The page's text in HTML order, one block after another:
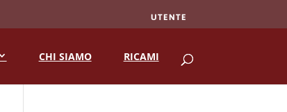
UTENTE
CHI SIAMO RICAMI